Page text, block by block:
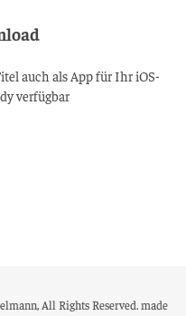
auch als App für Ihr iOS-
verfügbar
All Rights Reserved.made